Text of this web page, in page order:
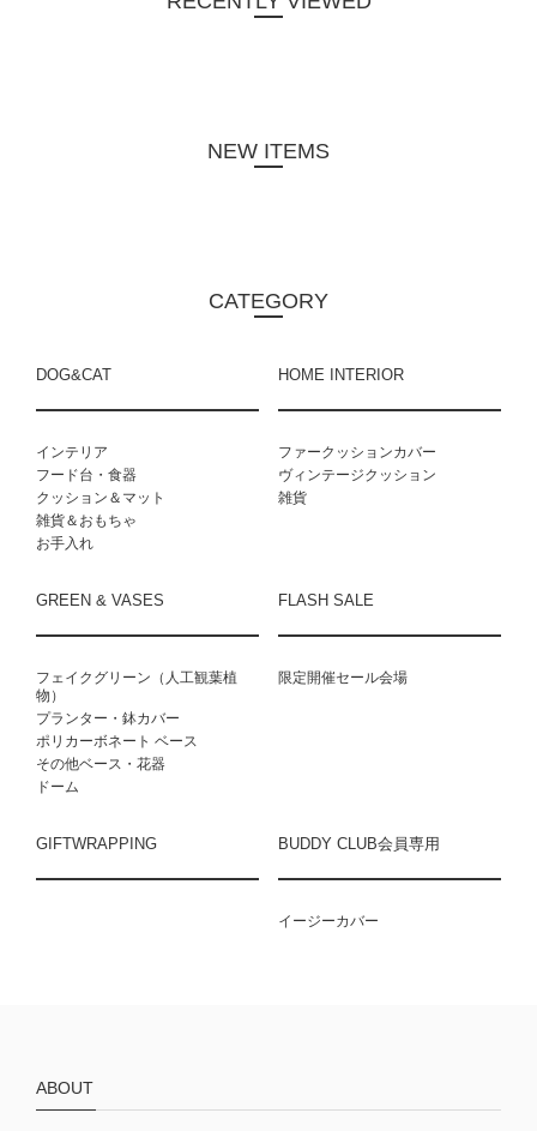
NEW ITEMS
CATEGORY
DOG&CAT
インテリア
フード台・食器
クッション＆マット
雑貨＆おもちゃ
お手入れ
HOME INTERIOR
ファークッションカバー
ヴィンテージクッション
雑貨
GREEN & VASES
フェイクグリーン（人工観葉植
物）
プランター・鉢カバー
ポリカーボネート ベース
その他ベース・花器
ドーム
FLASH SALE
限定開催セール会場
GIFTWRAPPING BUDDY CLUB会員専用
イージーカバー
ABOUT